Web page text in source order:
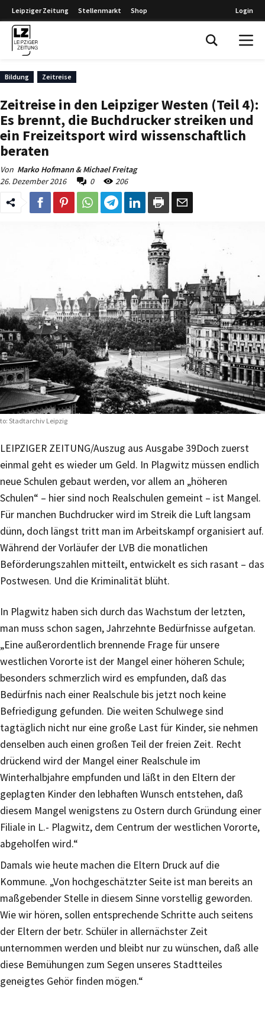
Leipziger Zeitung Stellenmarkt Shop Login
Bildung Zeitreise
Zeitreise in den Leipziger Westen (Teil 4):
Es brennt, die Buchdrucker streiken und
ein Freizeitsport wird wissenschaftlich
beraten
Von Marko Hofmann & Michael Freitag
26. Dezember 2016
0 206
Stadtarchiv Leipzig
LEIPZIGER ZEITUNG/Auszug aus Ausgabe 39Doch zuerst
einmal geht es wieder um Geld. In Plagwitz müssen endlich
neue Schulen gebaut werden, vor allem an „höheren
Schulen“ – hier sind noch Realschulen gemeint – ist Mangel.
Für manchen Buchdrucker wird im Streik die Luft langsam
dünn, doch längst tritt man im Arbeitskampf organisiert auf.
Während der Vorläufer der LVB die monatlichen
Beförderungszahlen mitteilt, entwickelt es sich rasant – das
Postwesen. Und die Kriminalität blüht.
In Plagwitz haben sich durch das Wachstum der letzten,
man muss schon sagen, Jahrzehnte Bedürfnisse aufgetan.
„Eine außerordentlich brennende Frage für unsere
westlichen Vororte ist der Mangel einer höheren Schule;
besonders schmerzlich wird es empfunden, daß das
Bedürfnis nach einer Realschule bis jetzt noch keine
Befriedigung gefunden. Die weiten Schulwege sind
tagtäglich nicht nur eine große Last für Kinder, sie nehmen
denselben auch einen großen Teil der freien Zeit. Recht
drückend wird der Mangel einer Realschule im
Winterhalbjahre empfunden und läßt in den Eltern der
geplagten Kinder den lebhaften Wunsch entstehen, daß
diesem Mangel wenigstens zu Ostern durch Gründung einer
Filiale in L.- Plagwitz, dem Centrum der westlichen Vororte,
abgeholfen wird.“
Damals wie heute machen die Eltern Druck auf die
Kommune. „Von hochgeschätzter Seite ist man bereits an
maßgebender Stelle in diesem Sinne vorstellig geworden.
Wie wir hören, sollen entsprechende Schritte auch seitens
der Eltern der betr. Schüler in allernächster Zeit
unternommen werden und bleibt nur zu wünschen, daß alle
diese Bemühungen zum Segen unseres Stadtteiles
geneigtes Gehör finden mögen.“